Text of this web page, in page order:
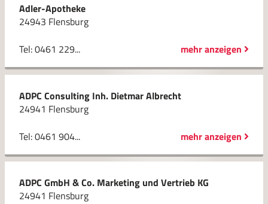
Adler-Apotheke
24943 Flensburg
Tel: 0461 229...
mehr anzeigen
ADPC Consulting Inh. Dietmar Albrecht
24941 Flensburg
Tel: 0461 904...
mehr anzeigen
ADPC GmbH & Co. Marketing und Vertrieb KG
24941 Flensburg